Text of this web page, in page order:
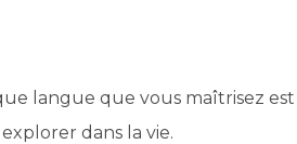
langue que vous maîtrisez est
dans la vie.